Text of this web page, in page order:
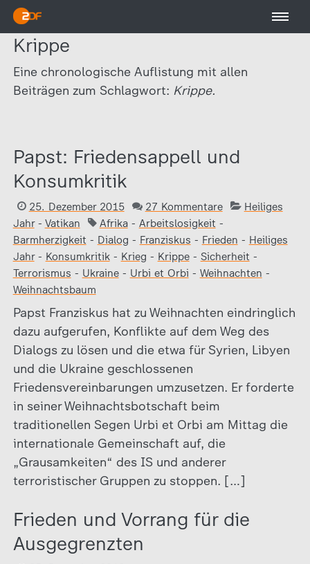
Krippe
Eine chronologische Auflistung mit allen
Beiträgen zum Schlagwort: Krippe.
Papst: Friedensappell und
Konsumkritik
25. Dezember 2015 27 Kommentare
Heiliges
Jahr- Vatikan Afrika- Arbeitslosigkeit -
Barmherzigkeit - Dialog - Franziskus - Frieden - Heiliges
Jahr- Konsumkritik- Krieg - Krippe- Sicherheit -
Terrorismus - Ukraine- Urbi et Orbi - Weihnachten -
Weihnachtsbaum
Papst Franziskus hat zu Weihnachten eindringlich
dazu aufgerufen, Konflikte auf dem Weg des
Dialogs zu lösen und die etwa für Syrien, Libyen
und die Ukraine geschlossenen
Friedensvereinbarungen umzusetzen. Er forderte
in seiner Weihnachtsbotschaft beim
traditionellen Segen Urbi et Orbi am Mittag die
internationale Gemeinschaft auf, die
„Grausamkeiten“ des IS und anderer
terroristischer Gruppen zu stoppen. […]
Frieden und Vorrang für die
Ausgegrenzten